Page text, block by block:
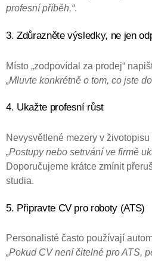
profesní příběh,“.
3. Zdůrazněte výsledky, ne jen
Místo „zodpovídal za prodej“
„Mluvte konkrétně o tom, co jste
4. Ukažte profesní růst
Nevysvětlené mezery v
„Postupy nebo setrvání ve firmě
Doporučujeme krátce zmínit
studia.
5. Připravte CV pro roboty (ATS)
Personalisté často používají
„Pokud CV není čitelné pro ATS,